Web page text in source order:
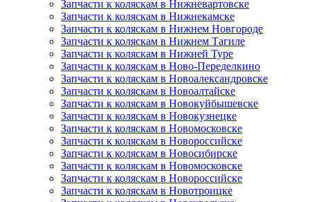
Запчасти к коляскам в Нижневартовске
Запчасти к коляскам в Нижнекамске
Запчасти к коляскам в Нижнем Новгороде
Запчасти к коляскам в Нижнем Тагиле
Запчасти к коляскам в Нижней Туре
Запчасти к коляскам в Ново-Переделкино
Запчасти к коляскам в Новоалександровске
Запчасти к коляскам в Новоалтайске
Запчасти к коляскам в Новокуйбышевске
Запчасти к коляскам в Новокузнецке
Запчасти к коляскам в Новомосковске
Запчасти к коляскам в Новороссийске
Запчасти к коляскам в Новосибирске
Запчасти к коляскам в Новомосковске
Запчасти к коляскам в Новороссийске
Запчасти к коляскам в Новотроицке